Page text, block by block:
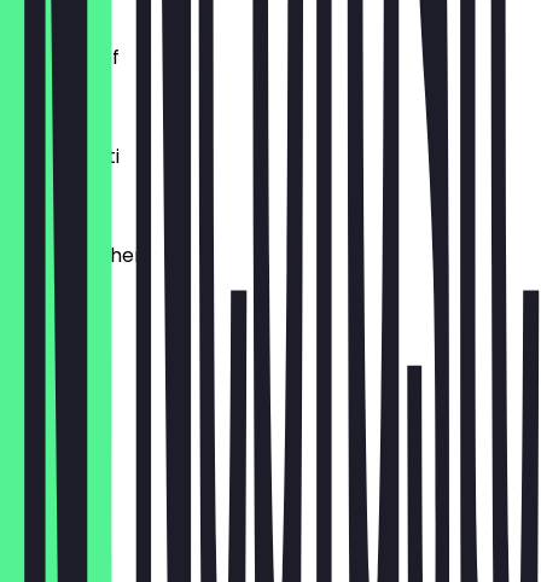
1,80 €
Laugenzopf
1,20 €
Dinkelkrusti
1,10 €
Käsebrötchen
1,60 €